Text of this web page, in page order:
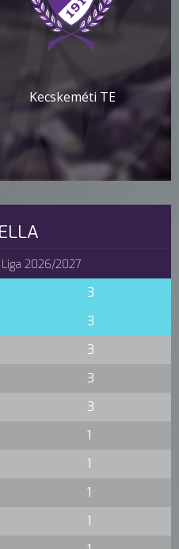
Kecskeméti TE
2026/2027
3
3
3
3
3
1
1
1
1